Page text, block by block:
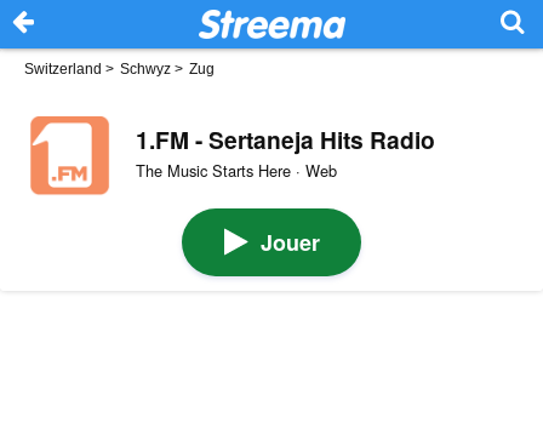
Switzerland > Schwyz > Zug
1.FM - Sertaneja Hits Radio
The Music Starts Here · Web
Jouer